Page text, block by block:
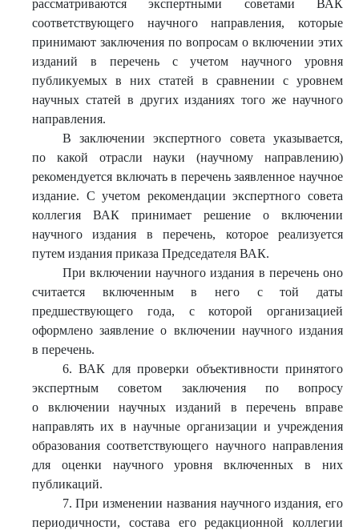
рассматриваются экспертными советами ВАК
соответствующего научного направления, которые
принимают заключения по вопросам о включении этих
изданий в перечень с учетом научного уровня
публикуемых в них статей в сравнении с уровнем
научных статей в других изданиях того же научного
направления.
В заключении экспертного совета указывается,
по какой отрасли науки (научному направлению)
рекомендуется включать в перечень заявленное научное
издание. С учетом рекомендации экспертного совета
коллегия ВАК принимает решение о включении
научного издания в перечень, которое реализуется
путем издания приказа Председателя ВАК.
При включении научного издания в перечень оно
считается включенным в него с той даты
предшествующего года, с которой организацией
оформлено заявление о включении научного издания
в перечень.
6. ВАК для проверки объективности принятого
экспертным советом заключения по вопросу
о включении научных изданий в перечень вправе
направлять их в научные организации и учреждения
образования соответствующего научного направления
для оценки научного уровня включенных в них
публикаций.
7. При изменении названия научного издания, его
периодичности, состава его редакционной коллегии